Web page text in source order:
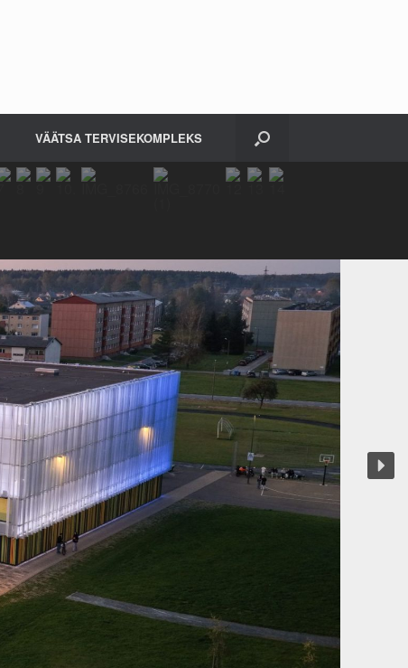
VÄÄTSA TERVISEKOMPLEKS